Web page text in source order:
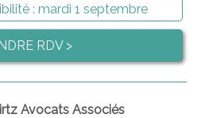
: mardi 1 septembre
RDV >
Avocats Associés